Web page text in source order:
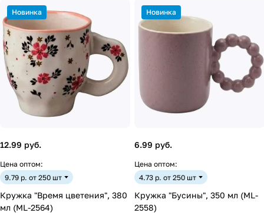
Новинка
12.99 руб.
Цена оптом:
9.79 р. от 250 шт
Кружка "Время цветения", 380
мл (ML-2564)
Новинка
6.99 руб.
Цена оптом:
4.73 р. от 250 шт
Кружка "Бусины", 350 мл (ML-
2558)